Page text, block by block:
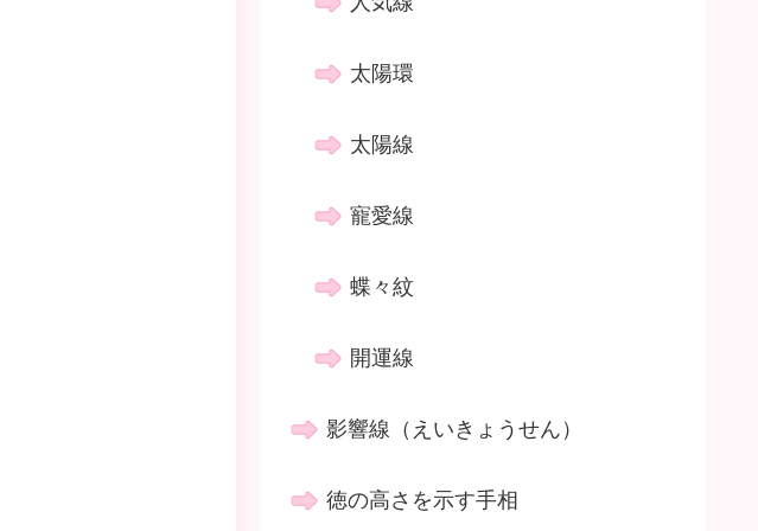
太陽環
太陽線
寵愛線
蝶々紋
開運線
影響線（えいきょうせん）
徳の高さを示す手相